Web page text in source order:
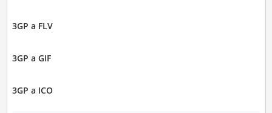
3GP a FLV
3GP a GIF
3GP a ICO